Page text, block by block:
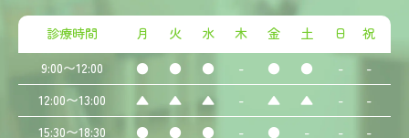
診療時間 月 火 水 木 金 土 日
祝
9:00〜12:00
● ● ● - ● ● -
-
12:00〜13:00
▲ ▲ ▲ - ▲ ▲ -
-
15:30〜18:30
● ● ● - ● - - -